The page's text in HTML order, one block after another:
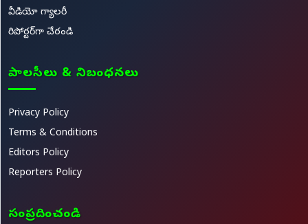
వీడియో గ్యాలరీ
రిపోర్టర్‌గా చేరండి
పాలసీలు & నిబంధనలు
Privacy Policy
Terms & Conditions
Editors Policy
Reporters Policy
సంప్రదించండి